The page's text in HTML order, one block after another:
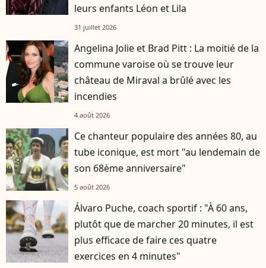
leurs enfants Léon et Lila
31 juillet 2026
Angelina Jolie et Brad Pitt : La moitié de la
commune varoise où se trouve leur
château de Miraval a brûlé avec les
incendies
4 août 2026
Ce chanteur populaire des années 80, au
tube iconique, est mort "au lendemain de
son 68ème anniversaire"
5 août 2026
Álvaro Puche, coach sportif : "À 60 ans,
plutôt que de marcher 20 minutes, il est
plus efficace de faire ces quatre
exercices en 4 minutes"